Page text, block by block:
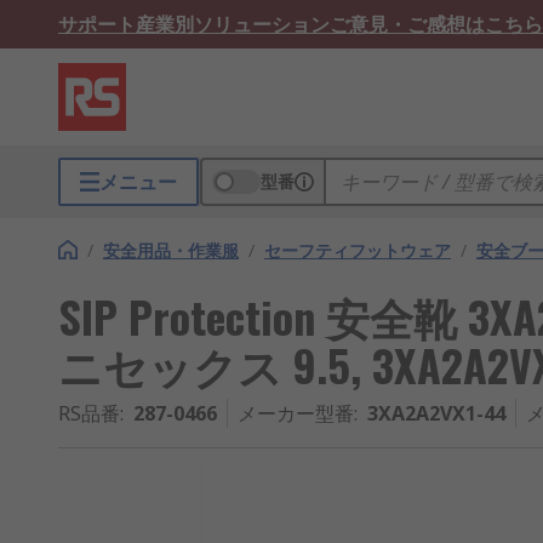
サポート産業別ソリューションご意見・ご感想はこちら
メニュー 型番
/ 安全用品・作業服 / セーフティフットウェア / 安全ブ
SIP Protection 安全靴
ニセックス 9.5,
RS品番: 287-0466 メーカー型番: 3XA2A2VX1-44